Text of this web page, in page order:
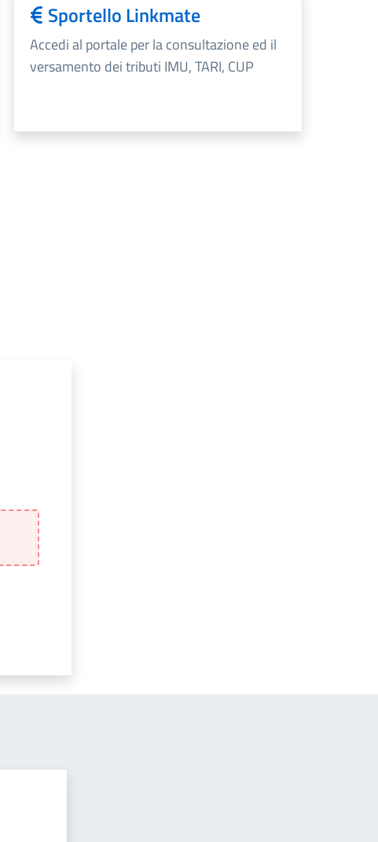
Sportello Linkmate
Accedi al portale per la consultazione ed il
versamento dei tributi IMU, TARI, CUP